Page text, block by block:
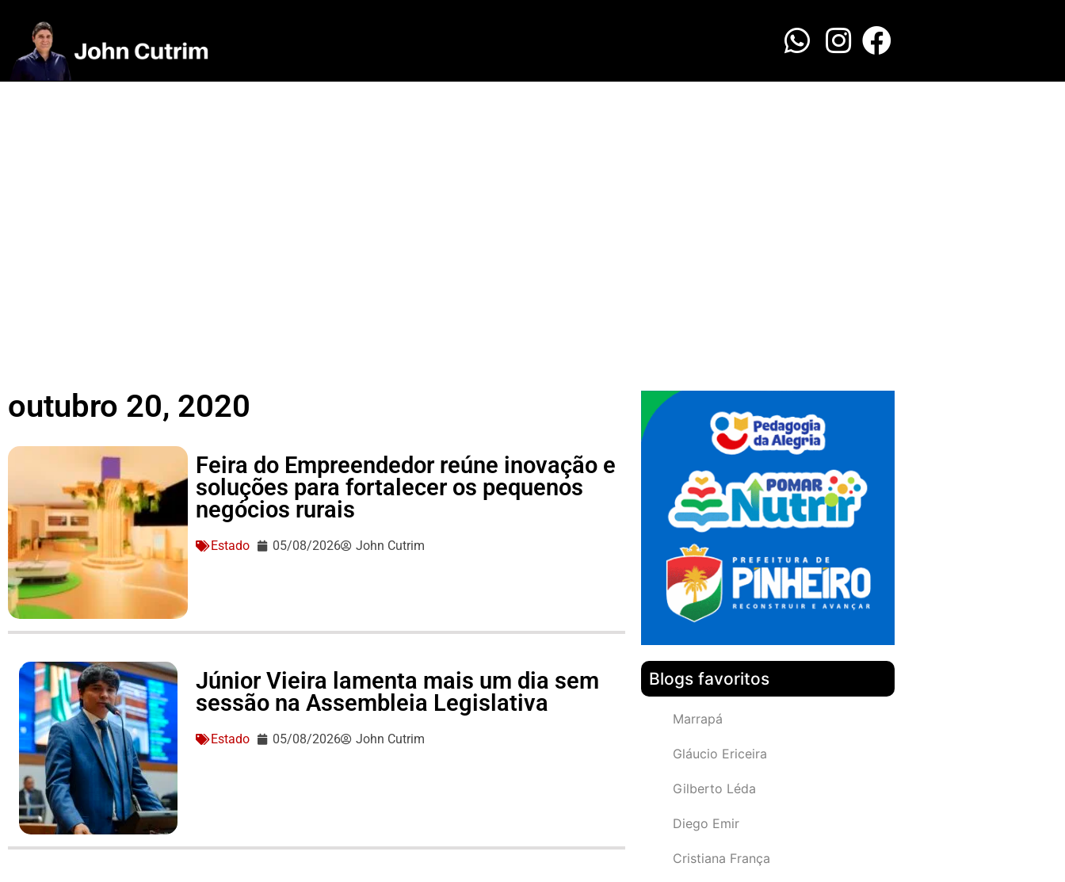
outubro 20, 2020
Feira do Empreendedor reúne inovação e
soluções para fortalecer os pequenos
negócios rurais
Estado 05/08/2026 John Cutrim
Júnior Vieira lamenta mais um dia sem
sessão na Assembleia Legislativa
Estado 05/08/2026 John Cutrim
Blogs favoritos
Marrapá
Gláucio Ericeira
Gilberto Léda
Diego Emir
Cristiana França